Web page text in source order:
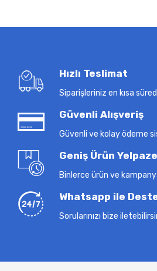
Hızlı Teslimat
Siparişleriniz en kısa
Güvenli Alışveriş
Güvenli ve kolay ödeme
Geniş Ürün
Binlerce ürün ve
Whatsapp ile
Sorularınızı bize